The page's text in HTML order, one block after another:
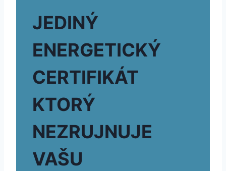
JEDINÝ
ENERGETICKÝ
CERTIFIKÁT
KTORÝ
NEZRUJNUJE
VAŠU